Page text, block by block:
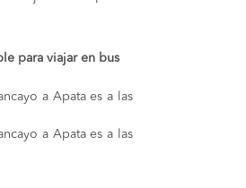
para viajar en bus
a Apata es a las
a Apata es a las